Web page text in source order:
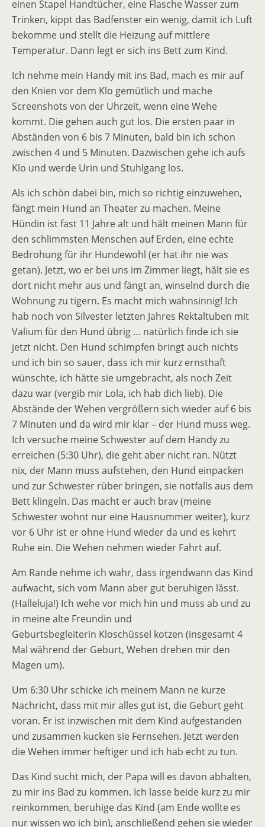
einen Stapel Handtücher, eine Flasche Wasser zum
Trinken, kippt das Badfenster ein wenig, damit ich Luft
bekomme und stellt die Heizung auf mittlere
Temperatur. Dann legt er sich ins Bett zum Kind.
Ich nehme mein Handy mit ins Bad, mach es mir auf
den Knien vor dem Klo gemütlich und mache
Screenshots von der Uhrzeit, wenn eine Wehe
kommt. Die gehen auch gut los. Die ersten paar in
Abständen von 6 bis 7 Minuten, bald bin ich schon
zwischen 4 und 5 Minuten. Dazwischen gehe ich aufs
Klo und werde Urin und Stuhlgang los.
Als ich schön dabei bin, mich so richtig einzuwehen,
fängt mein Hund an Theater zu machen. Meine
Hündin ist fast 11 Jahre alt und hält meinen Mann für
den schlimmsten Menschen auf Erden, eine echte
Bedrohung für ihr Hundewohl (er hat ihr nie was
getan). Jetzt, wo er bei uns im Zimmer liegt, hält sie es
dort nicht mehr aus und fängt an, winselnd durch die
Wohnung zu tigern. Es macht mich wahnsinnig! Ich
hab noch von Silvester letzten Jahres Rektaltuben mit
Valium für den Hund übrig … natürlich finde ich sie
jetzt nicht. Den Hund schimpfen bringt auch nichts
und ich bin so sauer, dass ich mir kurz ernsthaft
wünschte, ich hätte sie umgebracht, als noch Zeit
dazu war (vergib mir Lola, ich hab dich lieb). Die
Abstände der Wehen vergrößern sich wieder auf 6 bis
7 Minuten und da wird mir klar – der Hund muss weg.
Ich versuche meine Schwester auf dem Handy zu
erreichen (5:30 Uhr), die geht aber nicht ran. Nützt
nix, der Mann muss aufstehen, den Hund einpacken
und zur Schwester rüber bringen, sie notfalls aus dem
Bett klingeln. Das macht er auch brav (meine
Schwester wohnt nur eine Hausnummer weiter), kurz
vor 6 Uhr ist er ohne Hund wieder da und es kehrt
Ruhe ein. Die Wehen nehmen wieder Fahrt auf.
Am Rande nehme ich wahr, dass irgendwann das Kind
aufwacht, sich vom Mann aber gut beruhigen lässt.
(Halleluja!) Ich wehe vor mich hin und muss ab und zu
in meine alte Freundin und
Geburtsbegleiterin Kloschüssel kotzen (insgesamt 4
Mal während der Geburt, Wehen drehen mir den
Magen um).
Um 6:30 Uhr schicke ich meinem Mann ne kurze
Nachricht, dass mit mir alles gut ist, die Geburt geht
voran. Er ist inzwischen mit dem Kind aufgestanden
und zusammen kucken sie Fernsehen. Jetzt werden
die Wehen immer heftiger und ich hab echt zu tun.
Das Kind sucht mich, der Papa will es davon abhalten,
zu mir ins Bad zu kommen. Ich lasse beide kurz zu mir
reinkommen, beruhige das Kind (am Ende wollte es
nur wissen wo ich bin), anschließend gehen sie wieder